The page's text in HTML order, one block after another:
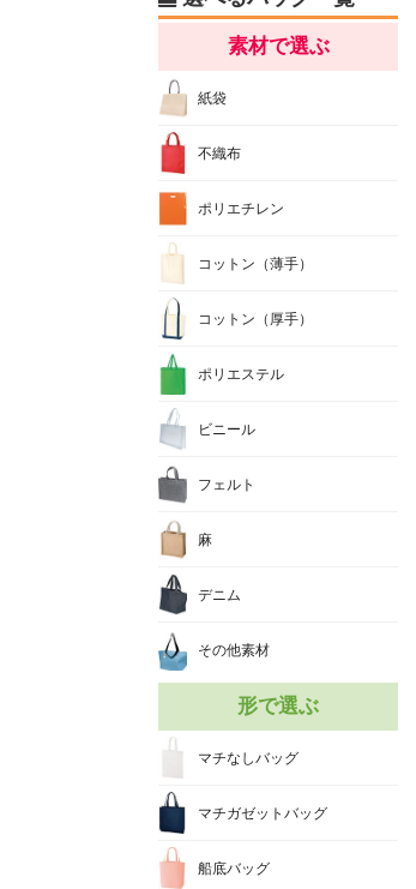
素材で選ぶ
紙袋
不織布
ポリエチレン
コットン（薄手）
コットン（厚手）
ポリエステル
ビニール
フェルト
麻
デニム
その他素材
形で選ぶ
マチなしバッグ
マチガゼットバッグ
船底バッグ